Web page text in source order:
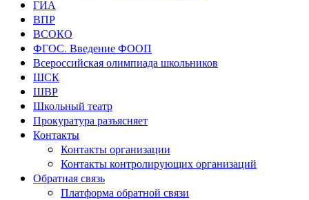
ГИА
ВПР
ВСОКО
ФГОС. Введение ФООП
Всероссийская олимпиада школьников
ШСК
ШВР
Школьный театр
Прокуратура разъясняет
Контакты
Контакты организации
Контакты контролирующих организаций
Обратная связь
Платформа обратной связи